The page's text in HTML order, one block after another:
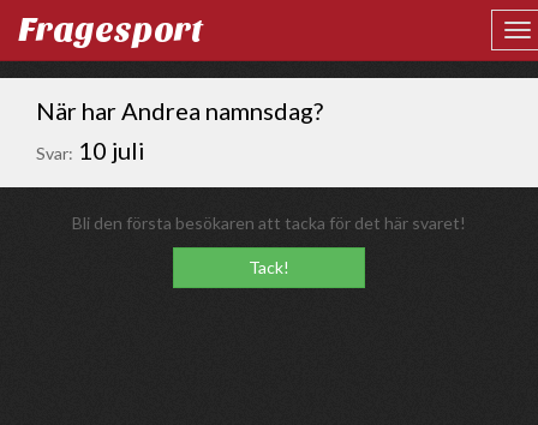
Fragesport
När har Andrea namnsdag?
Svar: 10 juli
Bli den första besökaren att tacka för det här svaret!
Tack!